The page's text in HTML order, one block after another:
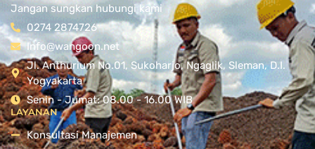
Jangan sungkan hubungi kami
0274 2874726
Info@wangoon.net
Jl. Anthurium No.01, Sukoharjo, Ngaglik, Sleman, D.I.
Yogyakarta
Senin - Jumat: 08.00 - 16.00 WIB
LAYANAN
Konsultasi Manajemen